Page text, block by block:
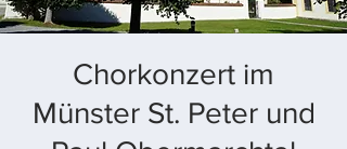
Chorkonzert im
Münster St. Peter und